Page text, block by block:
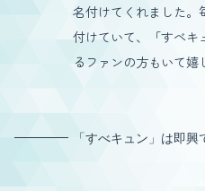
名付けてくれました。
付けていて、「すべキ
るファンの方もいて嬉
「すべキュン」は即興